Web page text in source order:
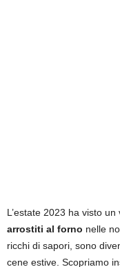
L’estate 2023 ha visto
arrostiti al forno nelle
ricchi di sapori, sono
cene estive. Scopriamo